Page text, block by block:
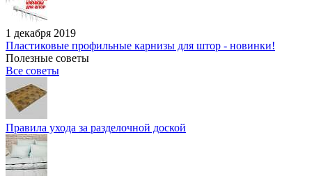
1 декабря 2019
Пластиковые профильные карнизы для штор - новинки!
Полезные советы
Все советы
Правила ухода за разделочной доской